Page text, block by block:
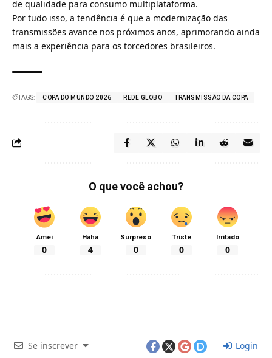
de qualidade para consumo multiplataforma.
Por tudo isso, a tendência é que a modernização das
transmissões avance nos próximos anos, aprimorando ainda
mais a experiência para os torcedores brasileiros.
TAGS: COPA DO MUNDO 2026 REDE GLOBO TRANSMISSÃO DA COPA
O que você achou?
Amei
0
Haha
4
Surpreso
0
Triste
0
Irritado
0
Se inscrever Login